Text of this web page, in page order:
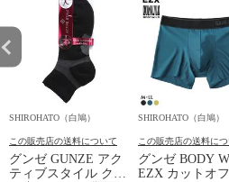
SHIROHATO（白鳩）
この販売店の送料について
グンゼ GUNZE アク
ティブスタイル クル
SHIROHATO（白鳩）
この販売店の送料に
グンゼ BODY
EZX カットオ